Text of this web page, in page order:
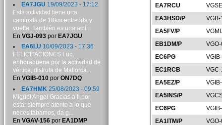
EA7RCU
EA3HSD/P
EA5FV/P
EB1DM/P
EC6PG
EC1RCB
EA5EZ/P
EA5INS/P
EC6PG
EA1ITM/P
EA7JGU 19/09/2023 - 17:12
Esta actividad tiene una
caminata de 18km entre ida y
vuelta. También es una acti...
En VGJ-093por EA7JGU
EA6LU 10/09/2023 - 17:36
FELICITACIONES Luc,
enhorabuena por la actividad de
vértice, disfruta de Mallorca...
En VGIB-010por ON7DQ
EA7HMK 25/08/2023 - 09:59
Miguel Angel Gracias a ti por
estar siempre atento a lo que
necesitábamos, da g...
En VGAV-156por EA1DMP